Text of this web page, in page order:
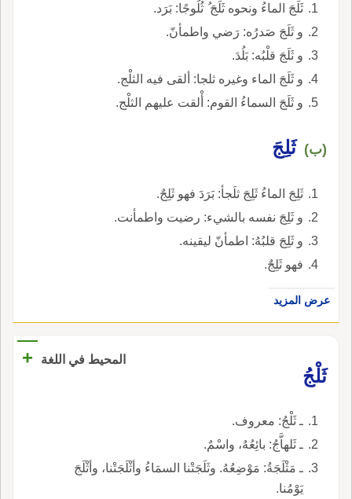
ثَلَجَ الماءُ ونحوه ثَلَجَ ُ ثُلُوجًا: بَرَد.
و ثَلَجَ صَدرُه: رَضي واطمأنّ.
و ثَلَجَ قلْبُه: بَلُدَ.
و ثَلَجَ الماء وغيره ثلجا: ألقى فيه الثلْج.
و ثَلَجَ السماءُ القوم: أْلقت عليهم الثلْج.
(ب) ثَلِجَ
ثَلِجَ الماءُ ثَلِجَ ثلَجأ: بَرَدَ فهو ثَلِجٌ.
و ثَلِجَ نفسه بالشيء: رضيت واطمأنت.
و ثَلِجَ قلبُهُ: اطمأنّ ليقينه.
فهو ثَلِجٌ.
عرض المزيد
المحيط في اللغة
+
ثَلْجُ
ـ ثَلْجُ: معروف.
ـ ثَلهاَّجُ: بائِعُهُ، واسْمٌ.
ـ مَثْلَجَةُ: مَوْضِعُهُ. وثَلَجَتْنا السمَاءُ وأثْلَجَتْنا، وأثْلَجَ
يَوْمُنا.